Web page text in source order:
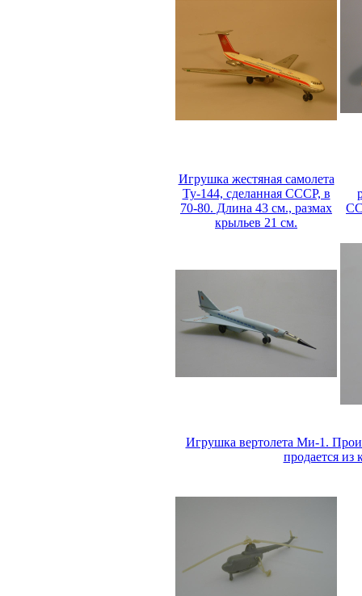
Игрушка жестяная самолета
Ту-144, сделанная СССР, в
70-80. Длина 43 см., размах
крыльев 21 см.
Игрушка вертолета Ми-1.
продается